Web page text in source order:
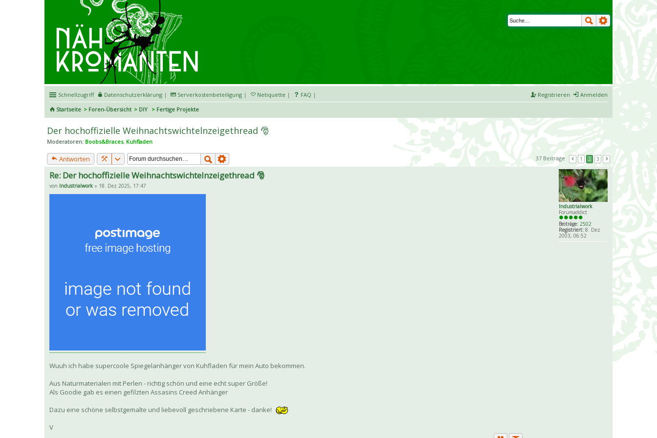
Schnellzugriff Datenschutzerklärung | Serverkostenbeteiligung | Netiquette | FAQ | Anmelden
Registrieren
Startseite
Foren-Übersicht DIY Fertige Projekte
Der hochoffizielle Weihnachtswichtelnzeigethread 🎅
Moderatoren: Boobs&Braces, Kuhfladen
Antworten 37 Beiträge 1 2 3
Industrialwork
Forumaddict
Beiträge: 2502
Registriert: 8. Dez
2003, 06:52
Re: Der hochoffizielle Weihnachtswichtelnzeigethread 🎅
von Industrialwork » 18. Dez 2025, 17:47
Wuuh ich habe supercoole Spiegelanhänger von Kuhfladen für mein Auto bekommen.
Aus Naturmaterialen mit Perlen - richtig schön und eine echt super Größe!
Als Goodie gab es einen gefilzten Assasins Creed Anhänger
Dazu eine schöne selbstgemalte und liebevoll geschriebene Karte - danke!
V